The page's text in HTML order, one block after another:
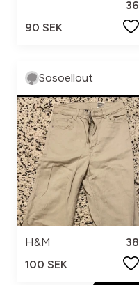
36
90 SEK
Sosoellout
H&M
38
100 SEK